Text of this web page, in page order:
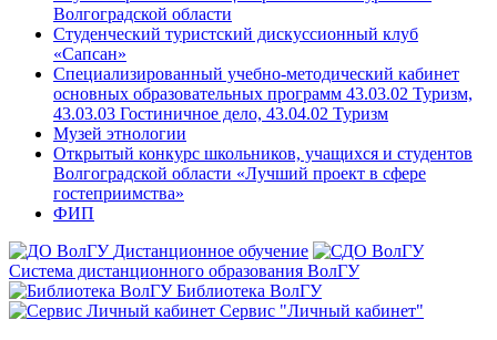
Волгоградской области
Студенческий туристский дискуссионный клуб
«Сапсан»
Специализированный учебно-методический кабинет
основных образовательных программ 43.03.02 Туризм,
43.03.03 Гостиничное дело, 43.04.02 Туризм
Музей этнологии
Открытый конкурс школьников, учащихся и студентов
Волгоградской области «Лучший проект в сфере
гостеприимства»
ФИП
Дистанционное обучение
Система дистанционного образования ВолГУ
Библиотека ВолГУ
Сервис "Личный кабинет"